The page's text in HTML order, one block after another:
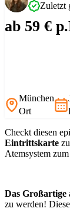
Zuletzt
ab 59 €
München
Ort
Checkt diesen
Eintrittskarte
Atemsystem
Das Großartige
zu werden!